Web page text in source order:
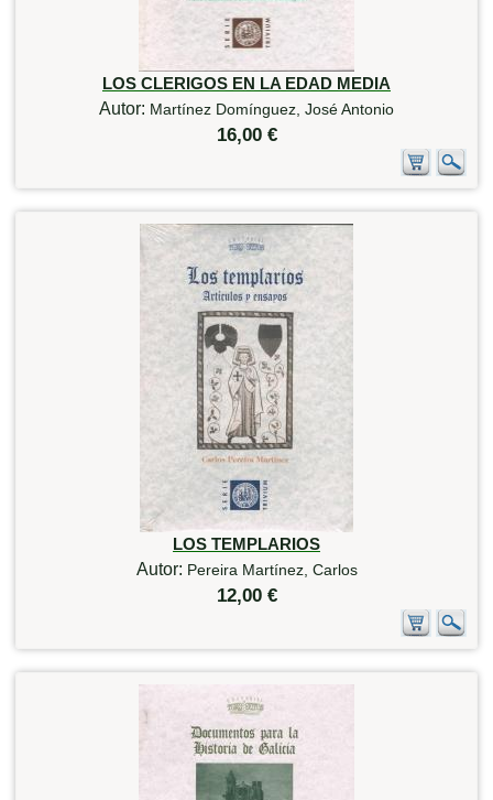
LOS CLERIGOS EN LA EDAD MEDIA
Autor: Martínez Domínguez, José Antonio
16,00 €
LOS TEMPLARIOS
Autor: Pereira Martínez, Carlos
12,00 €